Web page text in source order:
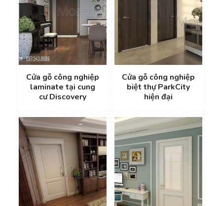
Cửa gỗ công nghiệp
laminate tại cung
cư Discovery
Cửa gỗ công nghiệp
biệt thự ParkCity
hiện đại